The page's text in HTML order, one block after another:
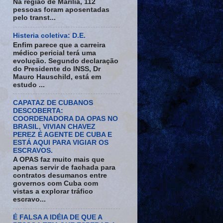
Na região de Marília, 112
pessoas foram aposentadas
pelo transt...
Histeria coletiva: D.E.
Enfim parece que a carreira
médico pericial terá uma
evolução. Segundo declaração
do Presidente do INSS, Dr
Mauro Hauschild, está em
estudo ...
CAPATAZ DE CUBANOS
DESCOBERTA:
COORDENADORA DA OPAS NO
BRASIL, VIVIAN CHAVEZ
PEREZ É AGENTE DE CUBA E
ESTÁ AQUI PARA VIGIAR OS
ESCRAVOS.
A OPAS faz muito mais que
apenas servir de fachada para
contratos desumanos entre
governos com Cuba com
vistas a explorar tráfico
escravo...
É FALSA A IDÉIA DE QUE A